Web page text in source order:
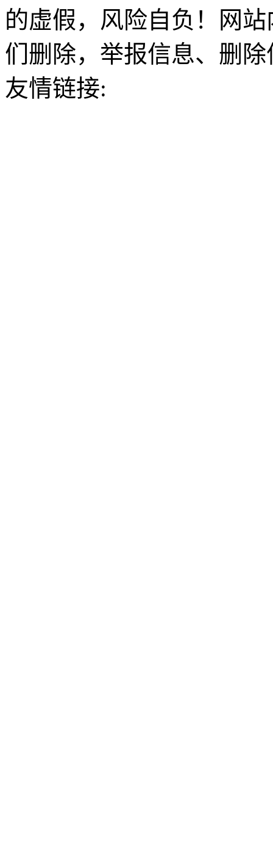
的虚假，风险自负！网
们删除，举报信息、删
友情链接: